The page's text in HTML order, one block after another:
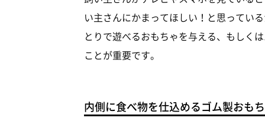
い主さんにかまってほしい！と思ってい
とりで遊べるおもちゃを与える、もしく
ことが重要です。
内側に食べ物を仕込めるゴム製おも